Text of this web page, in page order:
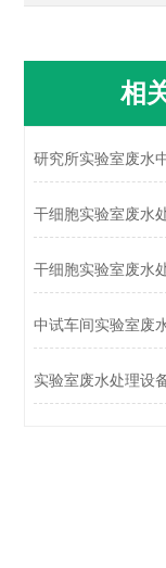
相
研究所实验室废水
干细胞实验室废水
中试车间实验室废
实验室废水处理设